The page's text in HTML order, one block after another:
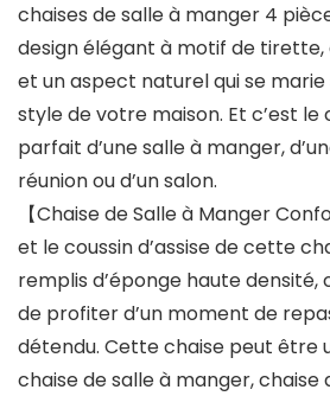
chaises de salle à manger 4
design élégant à motif de tirette,
et un aspect naturel qui se
style de votre maison. Et c’est
parfait d’une salle à manger,
réunion ou d’un salon.
【Chaise de Salle à Manger
et le coussin d’assise de cette
remplis d’éponge haute densité,
de profiter d’un moment de
détendu. Cette chaise peut être
chaise de salle à manger, chaise